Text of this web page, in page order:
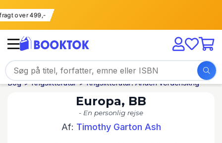
fragt over 499,-
Bog Krigslitteratur Krigslitteratur: Anden verdenskrig
Europa, BB
- En personlig rejse
Af: Timothy Garton Ash